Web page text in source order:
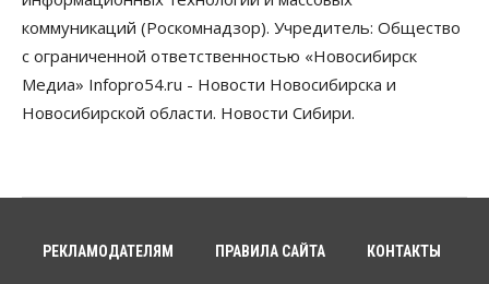
Новосибирцы будут получать квитанции за ЖКУ
по-новому
08 Августа 2026, 09:00
Бизнес
В Новосибирской области резко
против нового закона о памятниках
07 Августа 2026, 18:00
коммуникаций (Роскомнадзор). Учредитель: Общество
с ограниченной ответственностью «Новосибирск
Медиа» Infopro54.ru - Новости Новосибирска и
Новосибирской области. Новости Сибири.
РЕКЛАМОДАТЕЛЯМ ПРАВИЛА САЙТА КОНТАКТЫ